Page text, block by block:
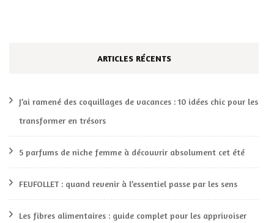
ARTICLES RÉCENTS
J’ai ramené des coquillages de vacances : 10 idées chic pour les
transformer en trésors
5 parfums de niche femme à découvrir absolument cet été
FEUFOLLET : quand revenir à l’essentiel passe par les sens
Les fibres alimentaires : guide complet pour les apprivoiser